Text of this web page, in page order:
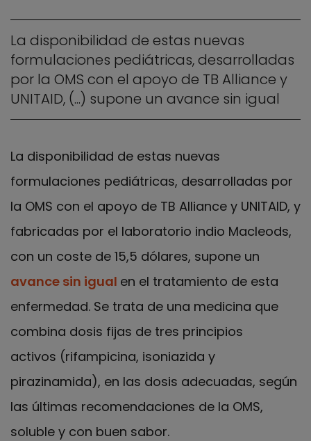
La disponibilidad de estas nuevas
formulaciones pediátricas, desarrolladas
por la OMS con el apoyo de TB Alliance y
UNITAID, (...) supone un avance sin igual
La disponibilidad de estas nuevas
formulaciones pediátricas, desarrolladas por
la OMS con el apoyo de TB Alliance y UNITAID, y
fabricadas por el laboratorio indio Macleods,
con un coste de 15,5 dólares, supone un
avance sin igual en el tratamiento de esta
enfermedad. Se trata de una medicina que
combina dosis fijas de tres principios
activos (rifampicina, isoniazida y
pirazinamida), en las dosis adecuadas, según
las últimas recomendaciones de la OMS,
soluble y con buen sabor.